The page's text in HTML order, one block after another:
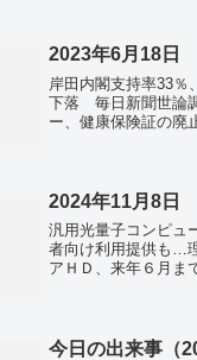
2023年6月18日
岸田内閣支持率33％
下落 毎日新聞世論
ー、健康保険証の廃
地で相次ぐ重大事故
前橋で35.5度…気象
務長官と秦剛・中国
係・台湾・ウクライ
大統領がウクライ
2024年11月8日
汎用光量子コンピ
者向け利用提供も…
アＨＤ、来年６月
気、雇用維持へ緩和
今日の出来事（